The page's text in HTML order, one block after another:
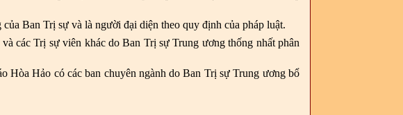
của Ban Trị sự và là người đại diện theo quy định của pháp luật.
các Trị sự viên khác do Ban Trị sự Trung ương thống nhất phân
Hòa Hảo có các ban chuyên ngành do Ban Trị sự Trung ương bổ